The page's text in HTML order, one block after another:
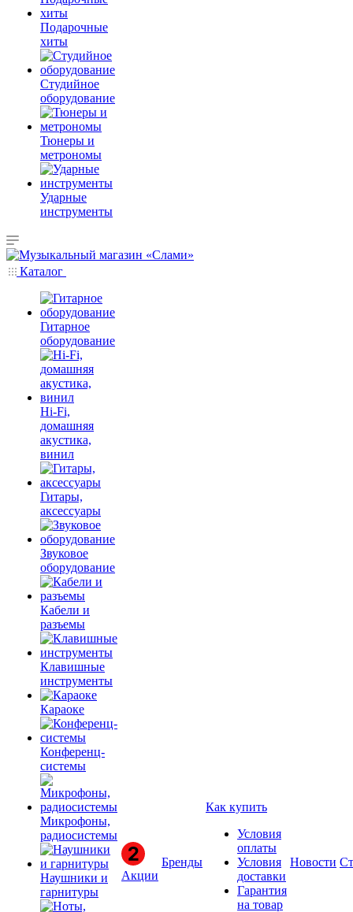
Подарочные
хиты
Студийное
оборудование
Тюнеры и
метрономы
Ударные
инструменты
Каталог
Гитарное
оборудование
Hi-Fi,
домашняя
акустика,
винил
Гитары,
аксессуары
Звуковое
оборудование
Кабели и
разъемы
Клавишные
инструменты
Караоке
Конференц-
системы
Микрофоны,
радиосистемы
Наушники и
гарнитуры
Акции
Бренды
Как купить
Условия
оплаты
Условия
доставки
Гарантия
на товар
Новости